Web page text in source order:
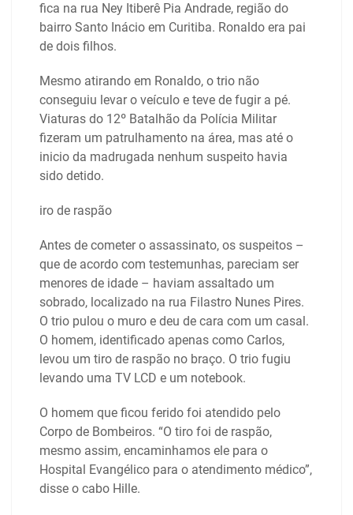
fica na rua Ney Itiberê Pia Andrade, região do
bairro Santo Inácio em Curitiba. Ronaldo era pai
de dois filhos.
Mesmo atirando em Ronaldo, o trio não
conseguiu levar o veículo e teve de fugir a pé.
Viaturas do 12º Batalhão da Polícia Militar
fizeram um patrulhamento na área, mas até o
inicio da madrugada nenhum suspeito havia
sido detido.
iro de raspão
Antes de cometer o assassinato, os suspeitos –
que de acordo com testemunhas, pareciam ser
menores de idade – haviam assaltado um
sobrado, localizado na rua Filastro Nunes Pires.
O trio pulou o muro e deu de cara com um casal.
O homem, identificado apenas como Carlos,
levou um tiro de raspão no braço. O trio fugiu
levando uma TV LCD e um notebook.
O homem que ficou ferido foi atendido pelo
Corpo de Bombeiros. “O tiro foi de raspão,
mesmo assim, encaminhamos ele para o
Hospital Evangélico para o atendimento médico”,
disse o cabo Hille.